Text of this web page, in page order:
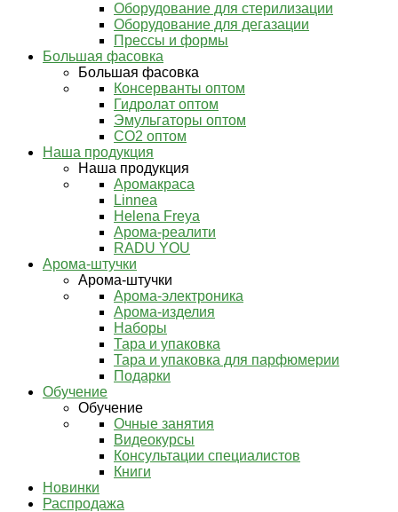
Оборудование для стерилизации
Оборудование для дегазации
Прессы и формы
Большая фасовка
Большая фасовка
Консерванты оптом
Гидролат оптом
Эмульгаторы оптом
СО2 оптом
Наша продукция
Наша продукция
Аромакраса
Linnea
Helena Freya
Арома-реалити
RADU YOU
Арома-штучки
Арома-штучки
Арома-электроника
Арома-изделия
Наборы
Тара и упаковка
Тара и упаковка для парфюмерии
Подарки
Обучение
Обучение
Очные занятия
Видеокурсы
Консультации специалистов
Книги
Новинки
Распродажа